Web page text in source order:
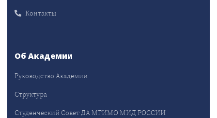
Контакты
Об Академии
Руководство Академии
Структура
Студенческий Совет ДА МГИМО МИД РОССИИ